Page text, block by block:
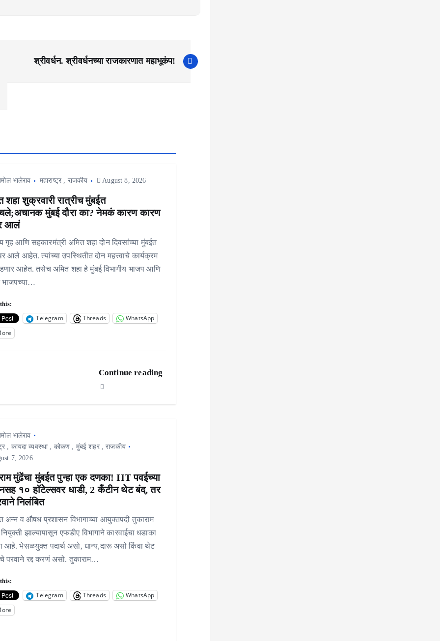
श्रीवर्धन. श्रीवर्धनच्या राजकारणात महाभूकंप!
भालेराव महाराष्ट्र , राजकीय August 8, 2026
शहा शुक्रवारी रात्रीच मुंबईत
मुंबई दौरा का? नेमकं कारण कारण
आलं
गृह आणि सहकारमंत्री अमित शहा दोन दिवसांच्या मुंबईत
आले आहेत. त्यांच्या उपस्थितीत दोन महत्त्वाचे कार्यक्रम
आहेत. तसेच अमित शहा हे मुंबई विभागीय भाजप आणि
भाजपच्या…
Telegram Threads
WhatsApp
Continue reading
भालेराव
कायदा व्यवस्था, कोकण मुंबई शहर,राजकीय
7, 2026
मुंढेंचा मुंबईत पुन्हा एक दणका! IIT पवईच्या
१० हॉटेल्सवर धाडी, 2 कँटीन थेट बंद, तर
निलंबित
अन्न व औषध प्रशासन विभागाच्या आयुक्तपदी तुकाराम
झाल्यापासून एफडीए विभागाने कारवाईचा धडाका
आहे. भेसळयुक्त पदार्थ असो, धान्य,दारू असो किंवा थेट
परवाने रद्द करणं असो. तुकाराम…
Telegram Threads
WhatsApp